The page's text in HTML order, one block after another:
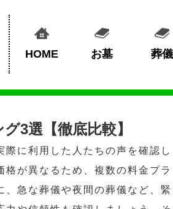
HOME お墓 葬儀
3選【徹底比較】
に利用した人たちの声を確認し
が異なるため、複数の料金プラ
急な葬儀や夜間の葬儀など、緊